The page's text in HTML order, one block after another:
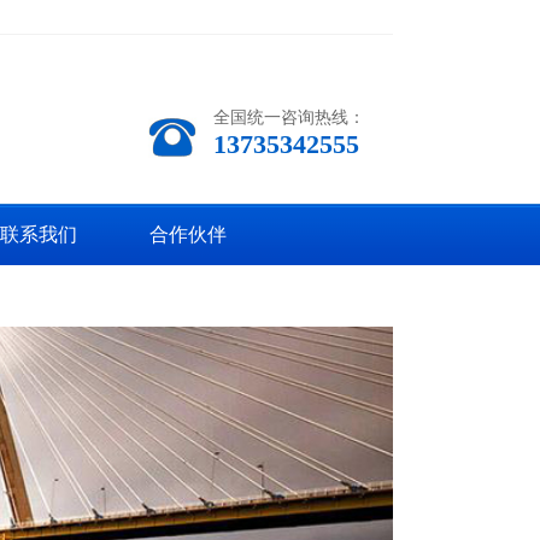
全国统一咨询热线：
13735342555
联系我们 合作伙伴